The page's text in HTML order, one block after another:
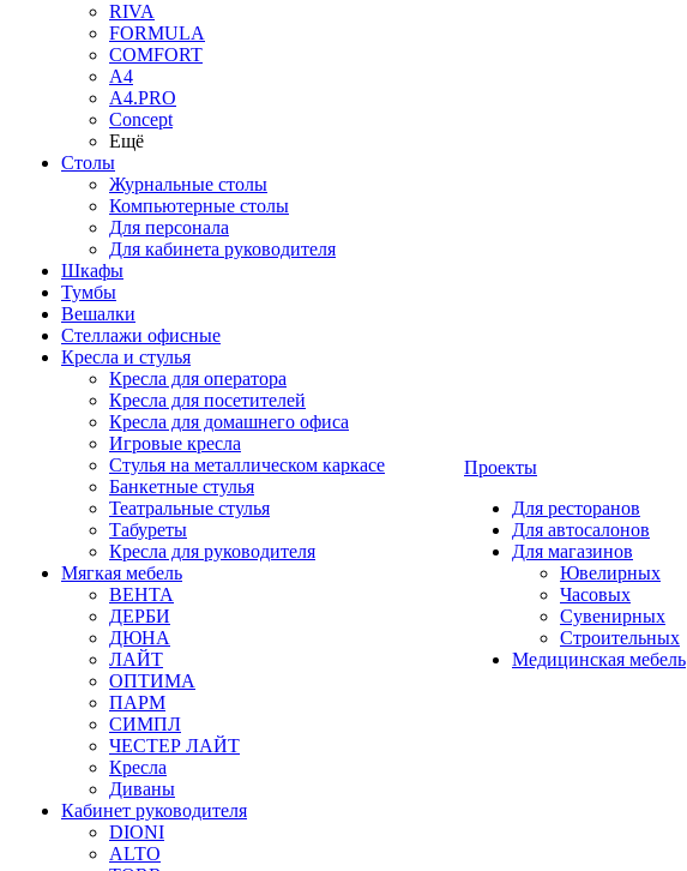
RIVA
FORMULA
COMFORT
A4
A4.PRO
Concept
Ещё
Столы
Журнальные столы
Компьютерные столы
Для персонала
Для кабинета руководителя
Шкафы
Тумбы
Вешалки
Стеллажи офисные
Кресла и стулья
Кресла для оператора
Кресла для посетителей
Кресла для домашнего офиса
Игровые кресла
Стулья на металлическом каркасе
Банкетные стулья
Театральные стулья
Табуреты
Кресла для руководителя
Мягкая мебель
ВЕНТА
ДЕРБИ
ДЮНА
ЛАЙТ
ОПТИМА
ПАРМ
СИМПЛ
ЧЕСТЕР ЛАЙТ
Кресла
Диваны
Кабинет руководителя
DIONI
ALTO
Проекты
Для ресторанов
Для автосалонов
Для магазинов
Ювелирных
Часовых
Сувенирных
Строительных
Медицинская мебель